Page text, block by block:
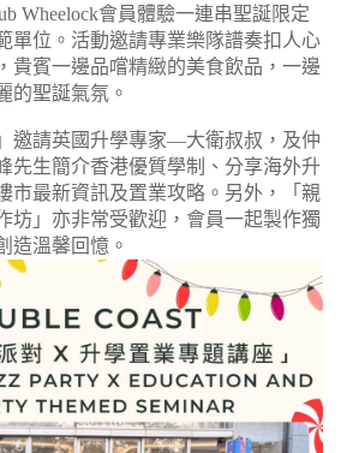
Wheelock會員體驗一連串聖誕限定
單位。活動邀請專業樂隊譜奏扣人心
貴賓一邊品嚐精緻的美食飲品，一邊
的聖誕氣氛。
邀請英國升學專家—大衛叔叔，及仲
先生簡介香港優質學制、分享海外升
市最新資訊及置業攻略。另外，「親
坊」亦非常受歡迎，會員一起製作獨
造溫馨回憶。